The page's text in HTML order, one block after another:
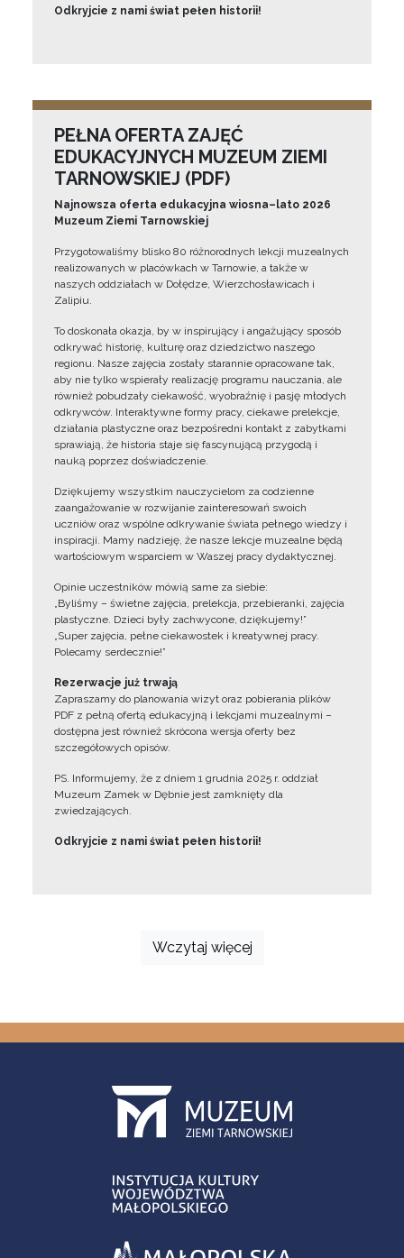
Odkryjcie z nami świat pełen historii!
PEŁNA OFERTA ZAJĘĆ
EDUKACYJNYCH MUZEUM ZIEMI
TARNOWSKIEJ (PDF)
Najnowsza oferta edukacyjna wiosna–lato 2026
Muzeum Ziemi Tarnowskiej
Przygotowaliśmy blisko 80 różnorodnych lekcji muzealnych
realizowanych w placówkach w Tarnowie, a także w
naszych oddziałach w Dołędze, Wierzchosławicach i
Zalipiu.
To doskonała okazja, by w inspirujący i angażujący sposób
odkrywać historię, kulturę oraz dziedzictwo naszego
regionu. Nasze zajęcia zostały starannie opracowane tak,
aby nie tylko wspierały realizację programu nauczania, ale
również pobudzały ciekawość, wyobraźnię i pasję młodych
odkrywców. Interaktywne formy pracy, ciekawe prelekcje,
działania plastyczne oraz bezpośredni kontakt z zabytkami
sprawiają, że historia staje się fascynującą przygodą i
nauką poprzez doświadczenie.
Dziękujemy wszystkim nauczycielom za codzienne
zaangażowanie w rozwijanie zainteresowań swoich
uczniów oraz wspólne odkrywanie świata pełnego wiedzy i
inspiracji. Mamy nadzieję, że nasze lekcje muzealne będą
wartościowym wsparciem w Waszej pracy dydaktycznej.
Opinie uczestników mówią same za siebie:
„Byliśmy – świetne zajęcia, prelekcja, przebieranki, zajęcia
plastyczne. Dzieci były zachwycone, dziękujemy!”
„Super zajęcia, pełne ciekawostek i kreatywnej pracy.
Polecamy serdecznie!”
Rezerwacje już trwają
Zapraszamy do planowania wizyt oraz pobierania plików
PDF z pełną ofertą edukacyjną i lekcjami muzealnymi –
dostępna jest również skrócona wersja oferty bez
szczegółowych opisów.
PS. Informujemy, że z dniem 1 grudnia 2025 r. oddział
Muzeum Zamek w Dębnie jest zamknięty dla
zwiedzających.
Odkryjcie z nami świat pełen historii!
Wczytaj więcej